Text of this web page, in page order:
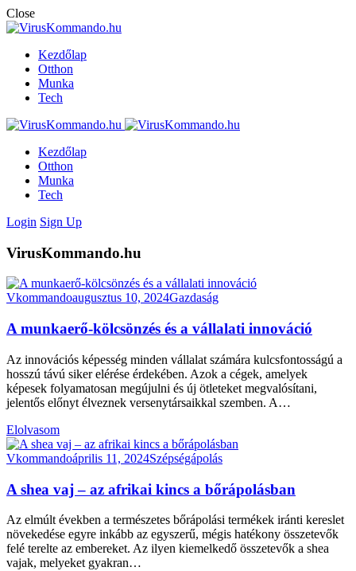
Close
Kezdőlap
Otthon
Munka
Tech
Kezdőlap
Otthon
Munka
Tech
Login Sign Up
VirusKommando.hu
Vkommandoaugusztus 10, 2024Gazdaság
A munkaerő-kölcsönzés és a vállalati innováció
Az innovációs képesség minden vállalat számára kulcsfontosságú a
hosszú távú siker elérése érdekében. Azok a cégek, amelyek
képesek folyamatosan megújulni és új ötleteket megvalósítani,
jelentős előnyt élveznek versenytársaikkal szemben. A…
Elolvasom
Vkommandoáprilis 11, 2024Szépségápolás
A shea vaj – az afrikai kincs a bőrápolásban
Az elmúlt években a természetes bőrápolási termékek iránti kereslet
növekedése egyre inkább az egyszerű, mégis hatékony összetevők
felé terelte az embereket. Az ilyen kiemelkedő összetevők a shea
vajak, melyeket gyakran…